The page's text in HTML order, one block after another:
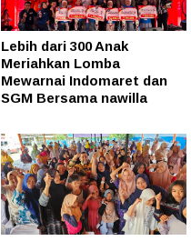
Lebih dari 300 Anak
Meriahkan Lomba
Mewarnai Indomaret dan
SGM Bersama nawilla